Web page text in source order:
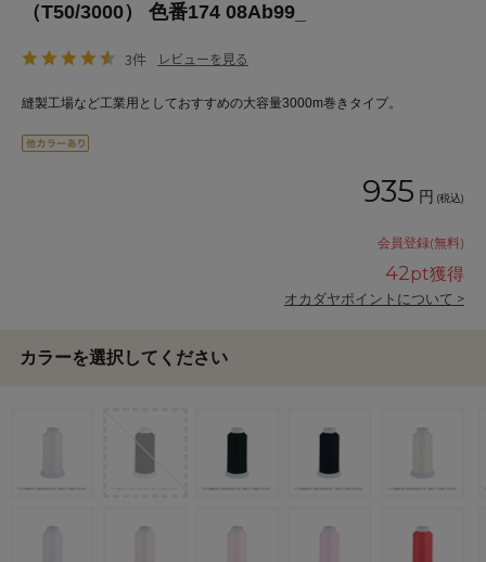
（T50/3000） 色番174 08Ab99_
3件 レビューを見る
縫製工場など工業用としておすすめの大容量3000m巻きタイプ。
935 円 (税込)
会員登録(無料)
42pt獲得
オカダヤポイントについて >
カラーを選択してください